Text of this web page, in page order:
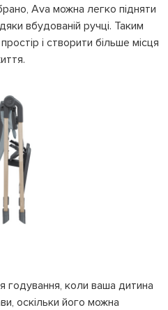
Ava можна легко підняти
вбудованій ручці. Таким
і створити більше місця
годування, коли ваша дитина
оскільки його можна